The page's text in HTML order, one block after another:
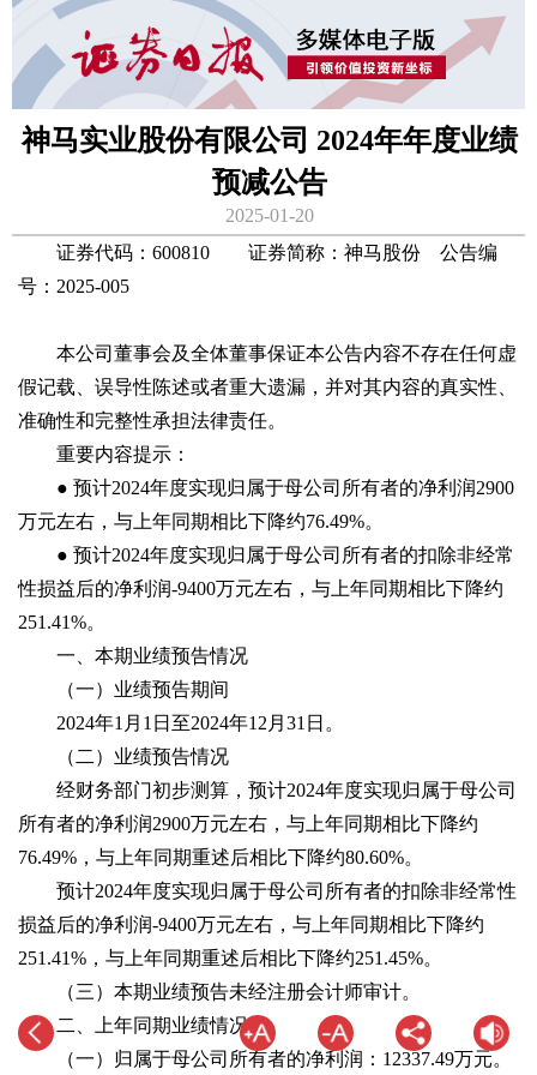
神马实业股份有限公司 2024年年度业绩
预减公告
2025-01-20
证券代码：600810 证券简称：神马股份 公告编
号：2025-005
本公司董事会及全体董事保证本公告内容不存在任何虚
假记载、误导性陈述或者重大遗漏，并对其内容的真实性、
准确性和完整性承担法律责任。
重要内容提示：
● 预计2024年度实现归属于母公司所有者的净利润2900
万元左右，与上年同期相比下降约76.49%。
● 预计2024年度实现归属于母公司所有者的扣除非经常
性损益后的净利润-9400万元左右，与上年同期相比下降约
251.41%。
一、本期业绩预告情况
（一）业绩预告期间
2024年1月1日至2024年12月31日。
（二）业绩预告情况
经财务部门初步测算，预计2024年度实现归属于母公司
所有者的净利润2900万元左右，与上年同期相比下降约
76.49%，与上年同期重述后相比下降约80.60%。
预计2024年度实现归属于母公司所有者的扣除非经常性
损益后的净利润-9400万元左右，与上年同期相比下降约
251.41%，与上年同期重述后相比下降约251.45%。
（三）本期业绩预告未经注册会计师审计。
二、上年同期业绩情况
（一）归属于母公司所有者的净利润：12337.49万元。